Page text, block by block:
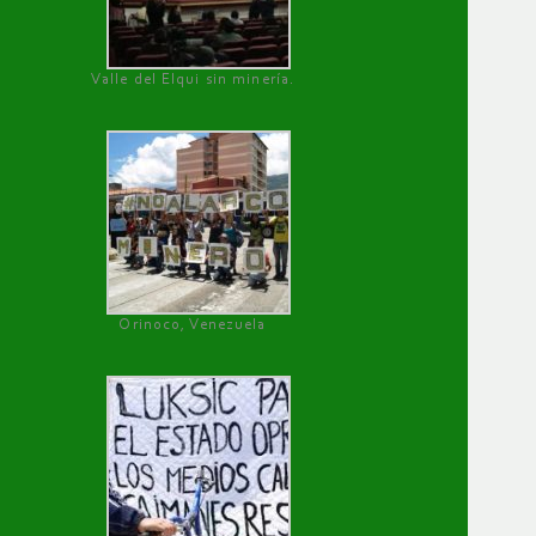
Valle del Elqui sin minería.
Orinoco, Venezuela